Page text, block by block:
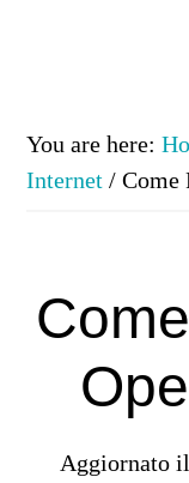
You are here:
Internet / Come
Aggiornato il